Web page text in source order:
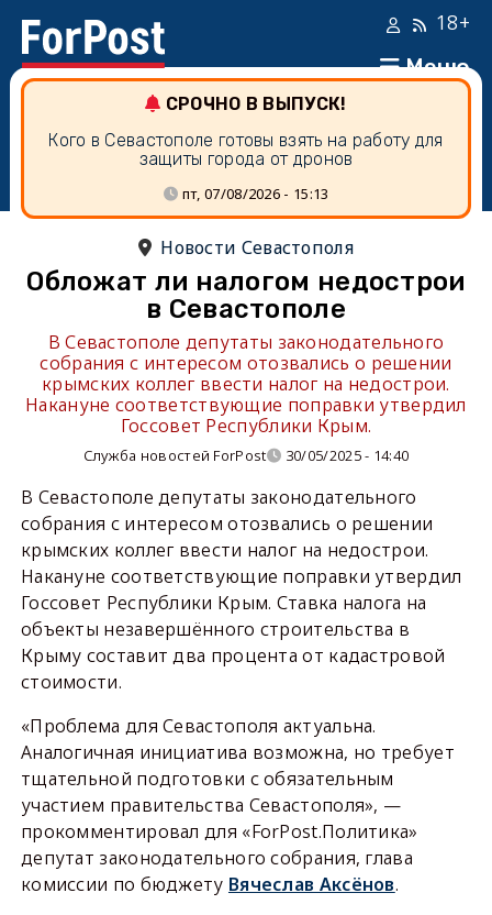
Меню
18+
СРОЧНО В ВЫПУСК!
Кого в Севастополе готовы взять на работу для
защиты города от дронов
пт, 07/08/2026 - 15:13
Новости Севастополя
Обложат ли налогом недострои
в Севастополе
В Севастополе депутаты законодательного
собрания с интересом отозвались о решении
крымских коллег ввести налог на недострои.
Накануне соответствующие поправки утвердил
Госсовет Республики Крым.
Служба новостей ForPost 30/05/2025 - 14:40
В Севастополе депутаты законодательного
собрания с интересом отозвались о решении
крымских коллег ввести налог на недострои.
Накануне соответствующие поправки утвердил
Госсовет Республики Крым. Ставка налога на
объекты незавершённого строительства в
Крыму составит два процента от кадастровой
стоимости.
«Проблема для Севастополя актуальна.
Аналогичная инициатива возможна, но требует
тщательной подготовки с обязательным
участием правительства Севастополя», —
прокомментировал для «ForPost.Политика»
депутат законодательного собрания, глава
комиссии по бюджету Вячеслав Аксёнов.